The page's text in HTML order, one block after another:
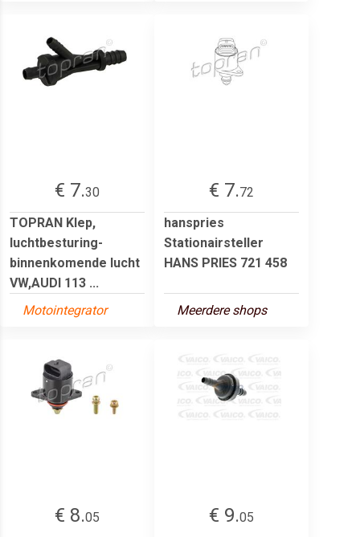
€ 7.30
TOPRAN Klep,
luchtbesturing-
binnenkomende lucht
VW,AUDI 113 ...
Motointegrator
€ 7.72
hanspries
Stationairsteller
HANS PRIES 721 458
Meerdere shops
€ 8.05 € 9.05